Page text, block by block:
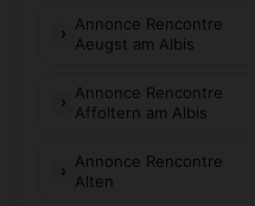
Annonce Rencontre
Aeugst am Albis
Annonce Rencontre
Affoltern am Albis
Annonce Rencontre
Alten